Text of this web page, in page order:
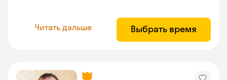
Читать дальше Выбрать время